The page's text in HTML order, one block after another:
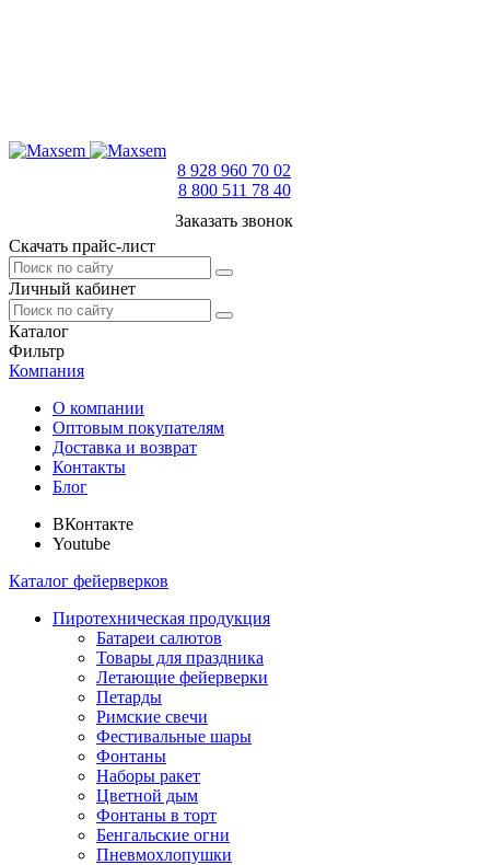
8 928 960 70 02
8 800 511 78 40
Заказать звонок
Скачать прайс-лист
Личный кабинет
Каталог
Фильтр
Компания
О компании
Оптовым покупателям
Доставка и возврат
Контакты
Блог
ВКонтакте
Youtube
Каталог фейерверков
Пиротехническая продукция
Батареи салютов
Товары для праздника
Летающие фейерверки
Петарды
Римские свечи
Фестивальные шары
Фонтаны
Наборы ракет
Цветной дым
Фонтаны в торт
Бенгальские огни
Пневмохлопушки